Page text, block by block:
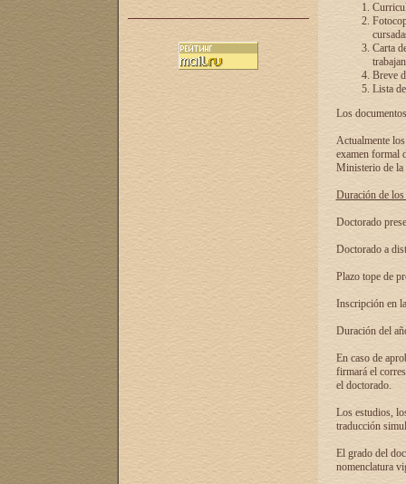
Carta
Breve
Lista
Los
Actualmente
examen formal
Ministerio de la
Duración de
Doctorado
Doctorado a
Plazo tope de
Inscripción en
Duración del
En caso de
firmará el
el doctorado.
Los estudios,
traducción
El grado del
nomenclatura